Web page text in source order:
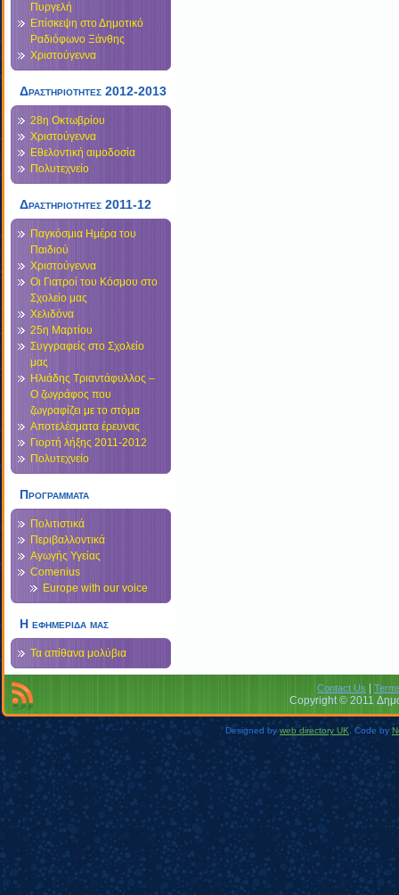
Πυργελή
Επίσκεψη στο Δημοτικό
Ραδιόφωνο Ξάνθης
Χριστούγεννα
Δραστηριοτητες 2012-2013
28η Οκτωβρίου
Χριστούγεννα
Εθελοντική αιμοδοσία
Πολυτεχνείο
Δραστηριοτητες 2011-12
Παγκόσμια Ημέρα του
Παιδιού
Χριστούγεννα
Οι Γιατροί του Κόσμου στο
Σχολείο μας
Χελιδόνα
25η Μαρτίου
Συγγραφείς στο Σχολείο
μας
Ηλιάδης Τριαντάφυλλος –
Ο ζωγράφος που
ζωγραφίζει με το στόμα
Αποτελέσματα έρευνας
Γιορτή λήξης 2011-2012
Πολυτεχνείο
Προγραμματα
Πολιτιστικά
Περιβαλλοντικά
Αγωγής Υγείας
Comenius
Europe with our voice
Η εφημεριδα μας
Τα απίθανα μολύβια
Contact Us
Copyright © 2011
Designed by web directory UK . Code by